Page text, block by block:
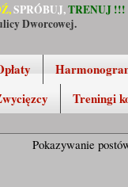
SPRÓBUJ,TRENUJ !!!
Dworcowej.
Treningi
Pokazywanie